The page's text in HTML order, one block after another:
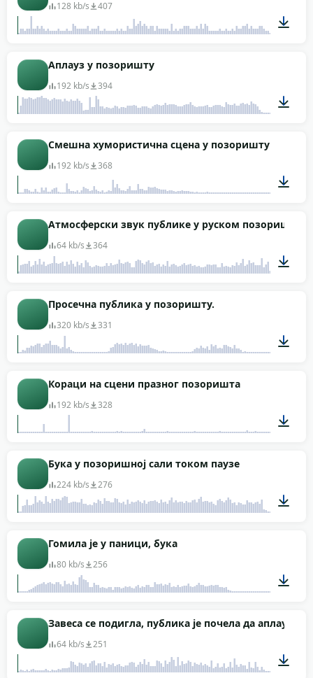
128 kb/s 407
Аплауз у позоришту
192 kb/s 394
01:55
Смешна хумористична сцена у позоришту
192 kb/s 368
00:11
Атмосферски звук публике у руском позоришту
64 kb/s 364
Просечна публика у позоришту.
320 kb/s 331
Кораци на сцени празног позоришта
192 kb/s 328
Бука у позоришној сали током паузе
224 kb/s 276
Гомила је у паници, бука
80 kb/s 256
00:14
Завеса се подигла, публика је почела да
64 kb/s 251